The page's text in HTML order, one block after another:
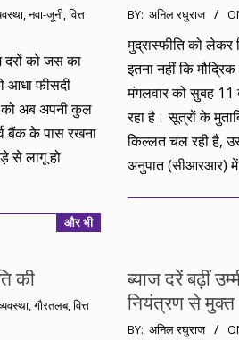
,नवा-जूनी,वित्त
दरों को जस का
आधा फीसदी
को अब अपनी कुल
बैंक के पास रखना
से लागू हो
और भी
2012-
23
BY: अनिल रघुराज
मुद्रास्फीति को
इतना नहीं कि
मंगलवार को सुबह 11
रहा है। सूत्रों के
किल्लत चल रही है,
अनुपात (सीआरआर)
की
,गौरतलब,वित्त
ब्याज दरें बढ़ीं
नियंत्रण से मुक्त
2011-
BY: अनिल रघुराज